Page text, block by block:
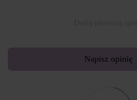
Napisz opinię